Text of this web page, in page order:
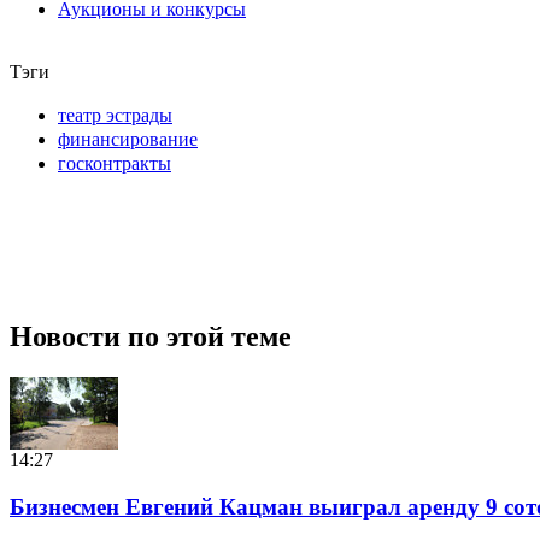
Аукционы и конкурсы
Тэги
театр эстрады
финансирование
госконтракты
Новости по этой теме
14:27
Бизнесмен Евгений Кацман выиграл аренду 9